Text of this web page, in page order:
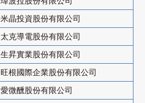
米晶投資股份有限公司
太克導電股份有限公司
生昇實業股份有限公司
旺根國際企業股份有限公司
愛微醺股份有限公司